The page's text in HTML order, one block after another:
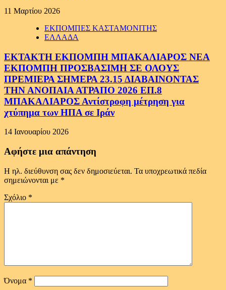
11 Μαρτίου 2026
ΕΚΠΟΜΠΕΣ ΚΑΣΤΑΜΟΝΙΤΗΣ
ΕΛΛΑΔΑ
ΕΚΤΑΚΤΗ ΕΚΠΟΜΠΗ ΜΠΑΚΑΛΙΑΡΟΣ ΝΕΑ
ΕΚΠΟΜΠΗ ΠΡΟΣΒΑΣΙΜΗ ΣΕ ΟΛΟΥΣ
ΠΡΕΜΙΕΡΑ ΣΗΜΕΡΑ 23.15 ΔΙΑΒΑΙΝΟΝΤΑΣ
ΤΗΝ ΑΝΟΠΑΙΑ ΑΤΡΑΠΟ 2026 ΕΠ.8
ΜΠΑΚΑΛΙΑΡΟΣ Αντίστροφη μέτρηση για
χτύπημα των ΗΠΑ σε Ιράν
14 Ιανουαρίου 2026
Αφήστε μια απάντηση
Η ηλ. διεύθυνση σας δεν δημοσιεύεται. Τα υποχρεωτικά πεδία
σημειώνονται με *
Σχόλιο *
Όνομα *